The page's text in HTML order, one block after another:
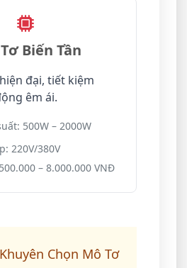
Biến Tần
đại, tiết kiệm
êm ái.
500W – 2000W
220V/380V
– 8.000.000 VNĐ
Chọn Mô Tơ